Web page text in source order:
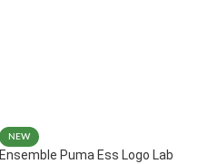
NEW
Ensemble Puma Ess Logo Lab